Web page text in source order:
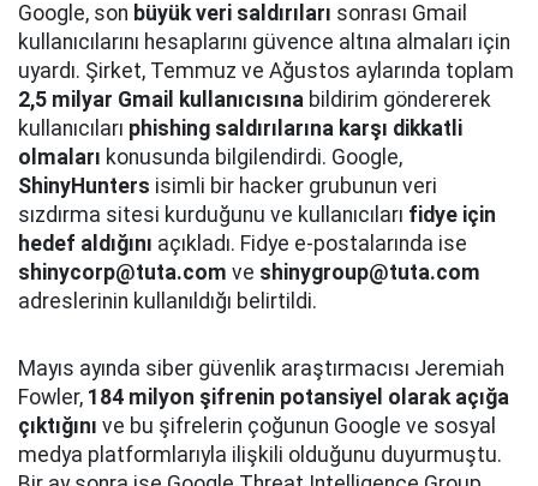
Google, son büyük veri saldırıları sonrası Gmail
kullanıcılarını hesaplarını güvence altına almaları için
uyardı. Şirket, Temmuz ve Ağustos aylarında toplam
2,5 milyar Gmail kullanıcısına bildirim göndererek
kullanıcıları phishing saldırılarına karşı dikkatli
olmaları konusunda bilgilendirdi. Google,
ShinyHunters isimli bir hacker grubunun veri
sızdırma sitesi kurduğunu ve kullanıcıları fidye için
hedef aldığını açıkladı. Fidye e-postalarında ise
shinycorp@tuta.com ve shinygroup@tuta.com
adreslerinin kullanıldığı belirtildi.
Mayıs ayında siber güvenlik araştırmacısı Jeremiah
Fowler, 184 milyon şifrenin potansiyel olarak açığa
çıktığını ve bu şifrelerin çoğunun Google ve sosyal
medya platformlarıyla ilişkili olduğunu duyurmuştu.